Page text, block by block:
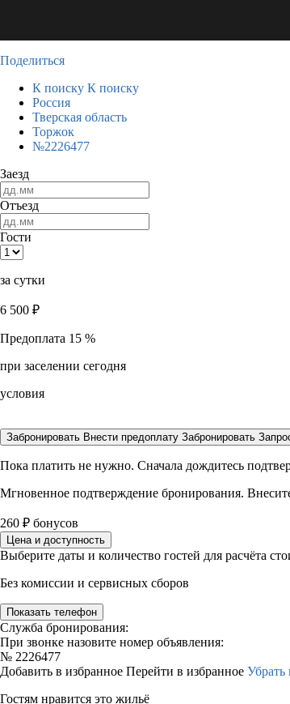
Поделиться
К поиску К поиску
Россия
Тверская область
Торжок
№2226477
Заезд
Отъезд
Гости
за сутки
6 500 ₽
Предоплата 15 %
при заселении сегодня
условия
Забронировать Внести предоплату Забронировать
Пока платить не нужно. Сначала дождитесь
Мгновенное подтверждение бронирования.
260 ₽ бонусов
Цена и доступность
Выберите даты и количество гостей для расчёта
Без комиссии и сервисных сборов
Показать телефон
Служба бронирования:
При звонке назовите номер объявления:
№ 2226477
Добавить в избранное Перейти в избранное Убрать
Гостям нравится это жильё